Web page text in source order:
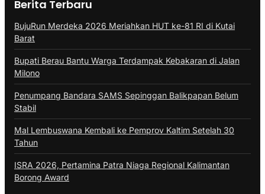
Berita Terbaru
BujuRun Merdeka 2026 Meriahkan HUT ke-81 RI di Kutai
Barat
Bupati Berau Bantu Warga Terdampak Kebakaran di Jalan
Milono
Penumpang Bandara SAMS Sepinggan Balikpapan Belum
Stabil
Mal Lembuswana Kembali ke Pemprov Kaltim Setelah 30
Tahun
ISRA 2026, Pertamina Patra Niaga Regional Kalimantan
Borong Award